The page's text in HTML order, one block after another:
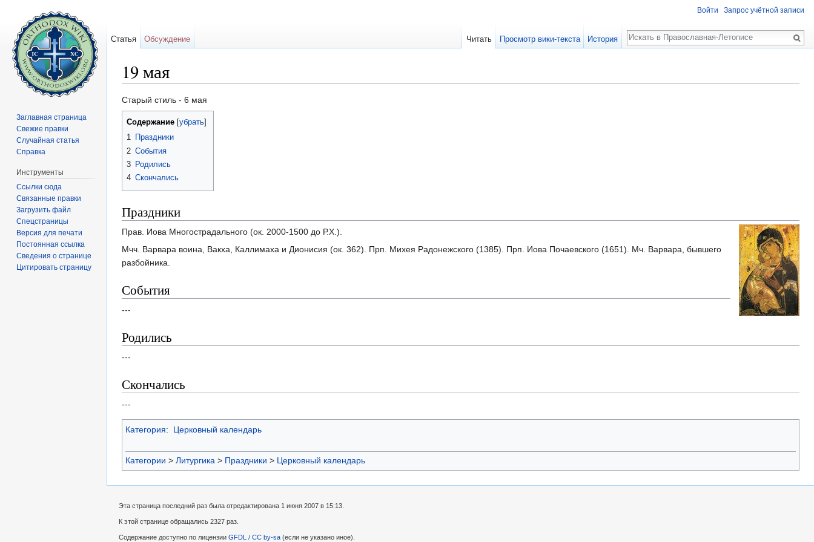
19 мая
Старый стиль - 6 мая
Содержание убрать
1 Праздники
2 События
3 Родились
4 Скончались
Праздники
Прав. Иова Многострадального (ок. 2000-1500 до Р.Х.).
Мчч. Варвара воина, Вакха, Каллимаха и Дионисия (ок. 362). Прп. Михея Радонежского (1385). Прп. Иова Почаевского (1651). Мч. Варвара, бывшего
разбойника.
События
---
Родились
---
Скончались
---
Категория: Церковный календарь
Категории > Литургика > Праздники > Церковный календарь
Войти Запрос учётной записи
Статья Обсуждение Читать Просмотр вики-текста История
Поиск
Заглавная страница
Свежие правки
Случайная статья
Справка
Инструменты
Ссылки сюда
Связанные правки
Загрузить файл
Спецстраницы
Версия для печати
Постоянная ссылка
Сведения о странице
Цитировать страницу
Эта страница последний раз была отредактирована 1 июня 2007 в 15:13.
К этой странице обращались 2327 раз.
Содержание доступно по лицензии GFDL / CC by-sa (если не указано иное).